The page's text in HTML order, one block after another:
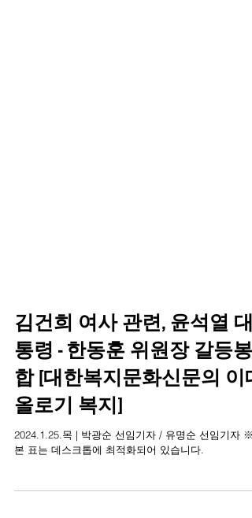
김건희 여사 관련, 윤석열 대
통령 - 한동훈 위원장 갈등봉
합 [대한복지문화신문의 이
올로기 복지]
2024.1.25.목 | 박광순 선임기자 / 유명순 선임기자 ※